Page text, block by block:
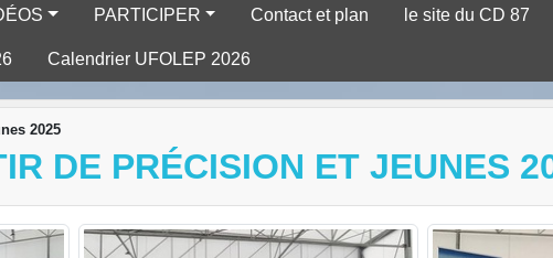
PARTICIPER Contact et plan le site du CD 87
Calendrier UFOLEP 2026
2025
DE PRÉCISION ET JEUNES